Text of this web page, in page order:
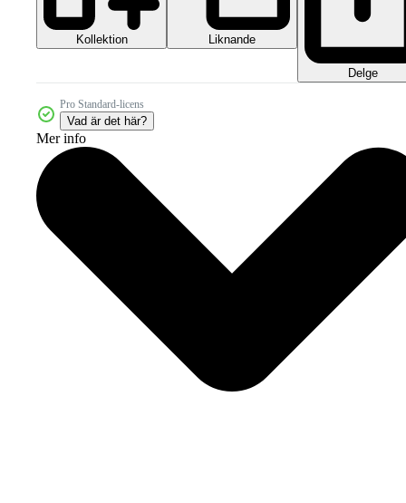
Kollektion Liknande
Delge
Pro Standard-licens
Vad är det här?
Mer info